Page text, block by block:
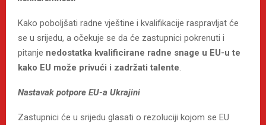
Kako poboljšati radne vještine i kvalifikacije raspravljat će
se u srijedu, a očekuje se da će zastupnici pokrenuti i
pitanje nedostatka kvalificirane radne snage u EU-u te
kako EU može privući i zadržati talente.
Nastavak potpore EU-a Ukrajini
Zastupnici će u srijedu glasati o rezoluciji kojom se EU